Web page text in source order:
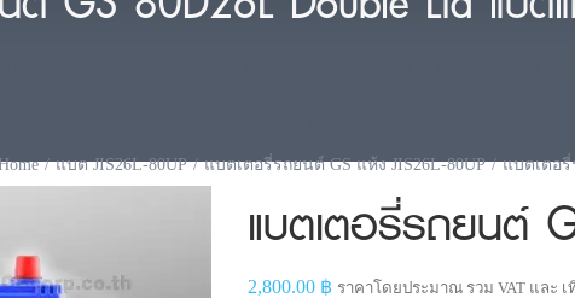
แบต JIS26L-80UP แบตเตอรี่รถยนต์ GS แห้ง JIS26L-80UP แบตเตอรี่
แบตเตอรี่รถยนต์
2,800.00 ฿ ราคาโดยประมาณ รวม VAT และ เ